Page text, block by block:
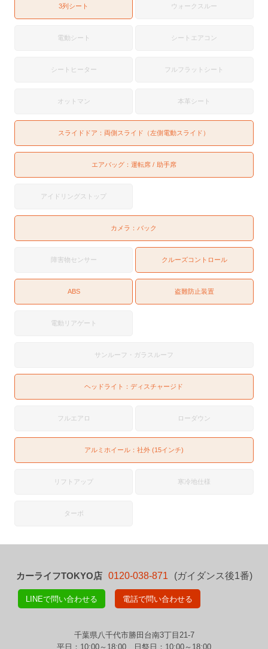
3列シート ウォークスルー
電動シート シートエアコン
シートヒーター フルフラットシート
オットマン 本革シート
スライドドア： 両側スライド（左側電動スライド）
エアバッグ： 運転席 助手席
アイドリングストップ
カメラ： バック
障害物センサー クルーズコントロール
ABS 盗難防止装置
電動リアゲート
サンルーフ・ガラスルーフ
ヘッドライト：ディスチャージド
フルエアロ ローダウン
アルミホイール：社外 (15インチ)
リフトアップ 寒冷地仕様
ターボ
カーライフTOKYO店 0120-038-871 (ガイダンス後1番)
LINEで問い合わせる 電話で問い合わせる
千葉県八千代市勝田台南3丁目21-7
平日：10:00～18:00 日祭日：10:00～18:00